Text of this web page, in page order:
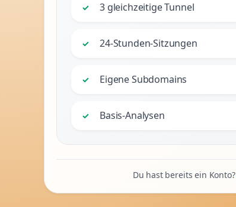
✓ 3 gleichzeitige Tunnel
✓ 24-Stunden-Sitzungen
✓ Eigene Subdomains
✓ Basis-Analysen
Du hast bereits ein Konto?